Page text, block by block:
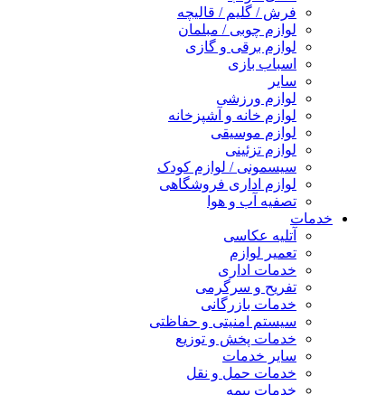
فرش / گلیم / قالیچه
لوازم چوبی / مبلمان
لوازم برقی و گازی
اسباب بازی
سایر
لوازم ورزشی
لوازم خانه و آشپزخانه
لوازم موسیقی
لوازم تزئینی
سیسمونی / لوازم کودک
لوازم اداری فروشگاهی
تصفیه آب و هوا
خدمات
آتلیه عکاسی
تعمیر لوازم
خدمات اداری
تفریح و سرگرمی
خدمات بازرگانی
سیستم امنیتی و حفاظتی
خدمات پخش و توزیع
سایر خدمات
خدمات حمل و نقل
خدمات بیمه